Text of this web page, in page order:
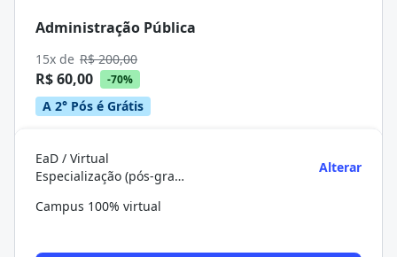
Administração Pública
15x de R$ 200,00
R$ 60,00 -70%
A 2° Pós é Grátis
EaD / Virtual
Especialização (pós-graduação)
Alterar
Campus 100% virtual